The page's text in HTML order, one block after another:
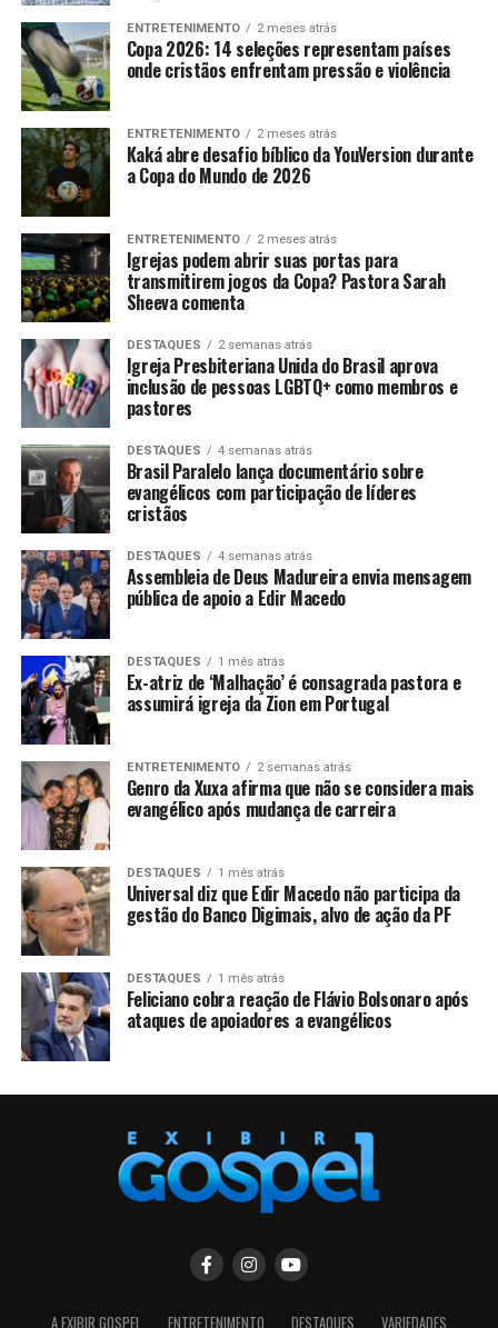
ENTRETENIMENTO 2 meses atrás
Copa 2026: 14 seleções representam países
onde cristãos enfrentam pressão e violência
ENTRETENIMENTO 2 meses atrás
Kaká abre desafio bíblico da YouVersion durante
a Copa do Mundo de 2026
ENTRETENIMENTO 2 meses atrás
Igrejas podem abrir suas portas para
transmitirem jogos da Copa? Pastora Sarah
Sheeva comenta
DESTAQUES 2 semanas atrás
Igreja Presbiteriana Unida do Brasil aprova
inclusão de pessoas LGBTQ+ como membros e
pastores
DESTAQUES 4 semanas atrás
Brasil Paralelo lança documentário sobre
evangélicos com participação de líderes
cristãos
DESTAQUES 4 semanas atrás
Assembleia de Deus Madureira envia mensagem
pública de apoio a Edir Macedo
DESTAQUES 1 mês atrás
Ex-atriz de ‘Malhação’ é consagrada pastora e
assumirá igreja da Zion em Portugal
ENTRETENIMENTO 2 semanas atrás
Genro da Xuxa afirma que não se considera mais
evangélico após mudança de carreira
DESTAQUES 1 mês atrás
Universal diz que Edir Macedo não participa da
gestão do Banco Digimais, alvo de ação da PF
DESTAQUES 1 mês atrás
Feliciano cobra reação de Flávio Bolsonaro após
ataques de apoiadores a evangélicos
A EXIBIR GOSPEL ENTRETENIMENTO DESTAQUES VARIEDADES